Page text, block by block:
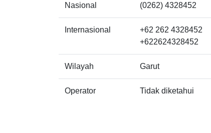
Nasional (0262) 4328452
Internasional
+62 262 4328452
+622624328452
Wilayah Garut
Operator Tidak diketahui